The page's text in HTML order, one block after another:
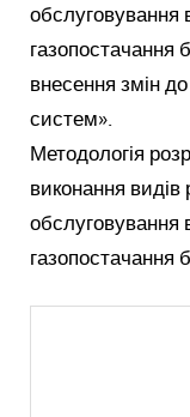
обслуговування
газопостачання
внесення змін
систем».
Методологія
виконання видів
обслуговування
газопостачання